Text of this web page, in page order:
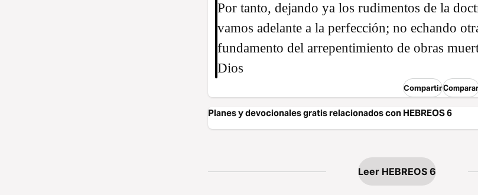
Por tanto, dejando ya los rudimentos de la
vamos adelante a la perfección; no echando
fundamento del arrepentimiento de obras
Dios
CompartirComparar
Planes y devocionales gratis relacionados con HEBREOS 6
Leer HEBREOS 6